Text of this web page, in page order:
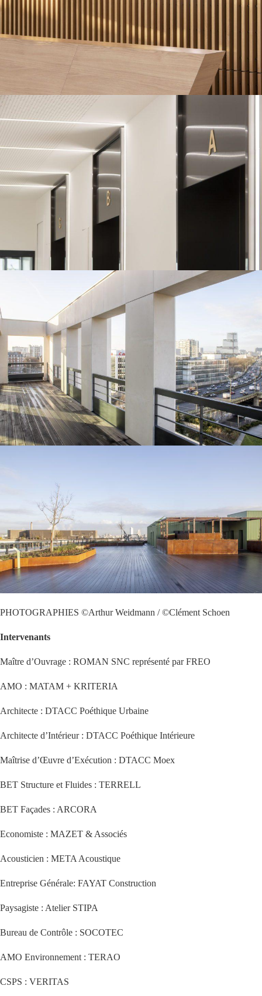
PHOTOGRAPHIES ©Arthur Weidmann / ©Clément Schoen
Intervenants
Maître d’Ouvrage : ROMAN SNC représenté par FREO
AMO : MATAM + KRITERIA
Architecte : DTACC Poéthique Urbaine
Architecte d’Intérieur : DTACC Poéthique Intérieure
Maîtrise d’Œuvre d’Exécution : DTACC Moex
BET Structure et Fluides : TERRELL
BET Façades : ARCORA
Economiste : MAZET & Associés
Acousticien : META Acoustique
Entreprise Générale: FAYAT Construction
Paysagiste : Atelier STIPA
Bureau de Contrôle : SOCOTEC
AMO Environnement : TERAO
CSPS : VERITAS